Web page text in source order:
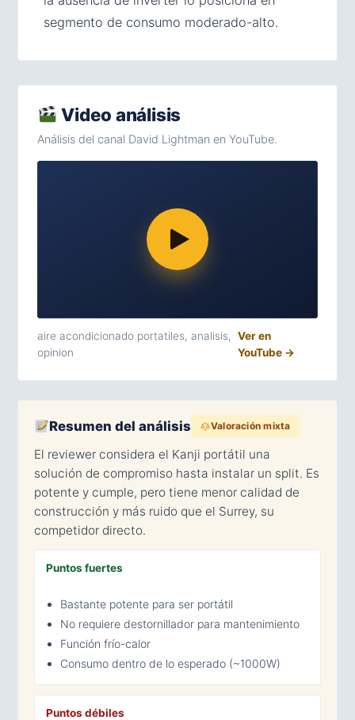
segmento de consumo moderado-alto.
Video análisis
Análisis del canal David Lightman en YouTube.
aire acondicionado portatiles, analisis,
opinion
Ver en
YouTube →
Resumen del análisis Valoración mixta
El reviewer considera el Kanji portátil una
solución de compromiso hasta instalar un split. Es
potente y cumple, pero tiene menor calidad de
construcción y más ruido que el Surrey, su
competidor directo.
Puntos fuertes
Bastante potente para ser portátil
No requiere destornillador para mantenimiento
Función frío-calor
Consumo dentro de lo esperado (~1000W)
Puntos débiles